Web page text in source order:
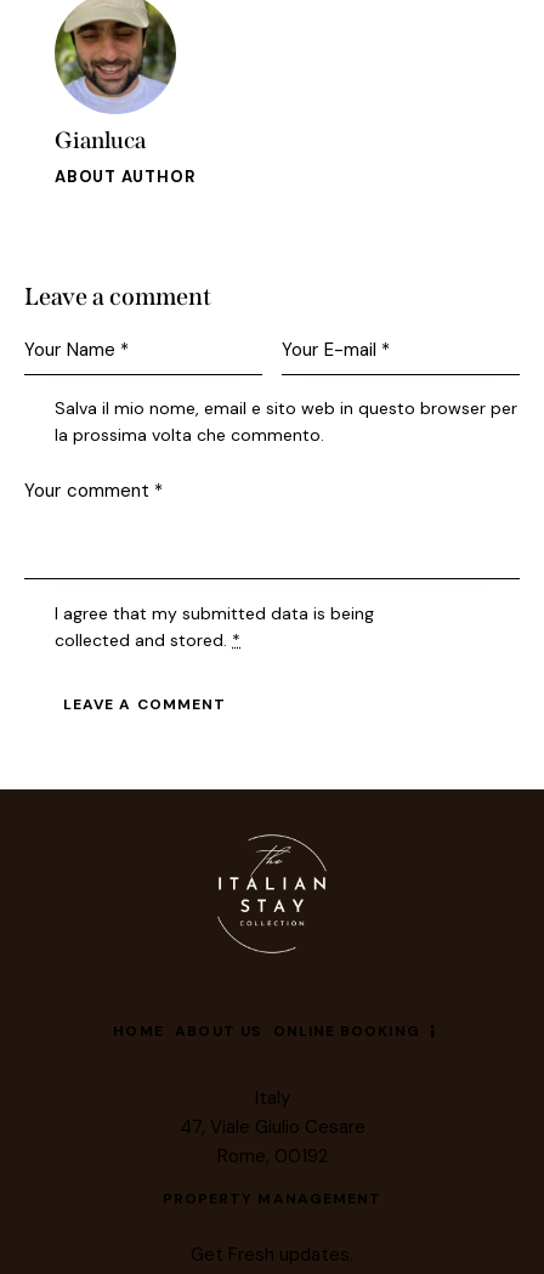
Gianluca
ABOUT AUTHOR
Leave a comment
Salva il mio nome, email e sito web in questo browser per
la prossima volta che commento.
I agree that my submitted data is being
collected and stored. *
HOME ABOUT US ONLINE BOOKING
Italy
47, Viale Giulio Cesare
Rome, 00192
PROPERTY MANAGEMENT
Get Fresh updates.